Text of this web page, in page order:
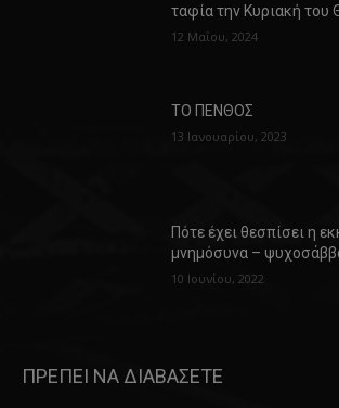
ταφία την Κυριακή του
12 Μαΐου, 2024
ΤΟ ΠΕΝΘΟΣ
13 Ιανουαρίου, 2023
Πότε έχει θεσπίσει η
μνημόσυνα –
10 Ιουνίου, 2022
ΠΡΕΠΕΙ ΝΑ ΔΙΑΒΑΣΕΤΕ